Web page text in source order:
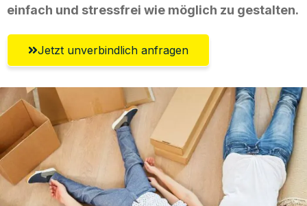
einfach und stressfrei wie möglich zu gestalten.
Jetzt unverbindlich anfragen